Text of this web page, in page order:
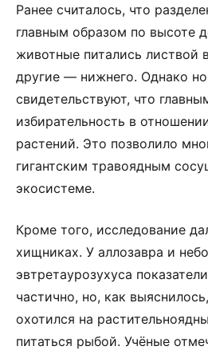
Ранее считалось, что
главным образом по высоте
животные питались листвой
другие — нижнего. Однако
свидетельствуют, что
избирательность в
растений. Это позволило
гигантским травоядным
экосистеме.
Кроме того, исследование
хищниках. У аллозавра и
эвтретаурозухуса
частично, но, как
охотился на
питаться рыбой. Учёные